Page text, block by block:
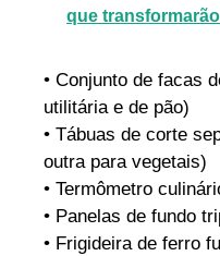
que
• Conjunto de facas
utilitária e de pão)
• Tábuas de corte
outra para vegetais)
• Termômetro
• Panelas de fundo
• Frigideira de ferro